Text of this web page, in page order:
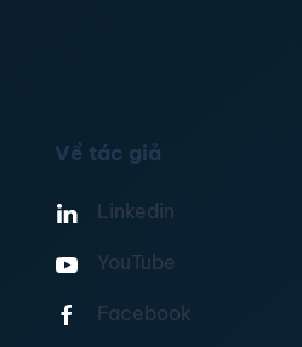
Về tác giả
Linkedin
YouTube
Facebook